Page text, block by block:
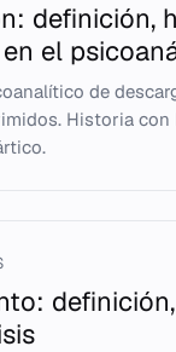
definición,
el
de
Historia con